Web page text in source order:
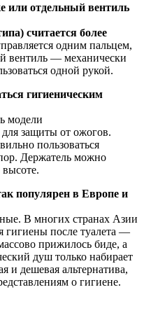
или отдельный вентиль
считается более
одним пальцем,
вентиль — механически
одной рукой.
гигиеническим
модели
для защиты от ожогов.
пользоваться
Держатель можно
высоте.
популярен в Европе и
В многих странах Азии
гигиены после туалета —
прижилось биде, а
душ только набирает
и дешевая альтернатива,
о гигиене.